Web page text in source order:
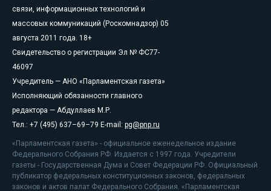
связи, информационных технологий и
массовых коммуникаций (Роскомнадзор) 05
августа 2011 года. 18+
Свидетельство о регистрации Эл № ФС77-
46097
Учредитель — АНО «Парламентская газета»
Исполняющий обязанности главного
редактора — Абдуллаев М.Р.
Тел.: +7 (495) 637–69–79 E-mail: pg@pnp.ru
«Парламентская газета» - официальное еженедельное издание
Федерального Собрания РФ. Издается с 1997 года. Учредители
газеты - Государственная Дума и Совет Федерации РФ. Официальный
публикатор федеральных конституционных законов, федеральных
законов и актов палат Федерального Собрания. «Парламентская